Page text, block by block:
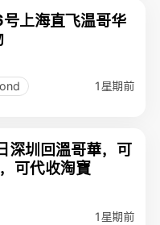
上海直飞温哥华
1星期前
深圳回溫哥華，可
可代收淘寶
1星期前